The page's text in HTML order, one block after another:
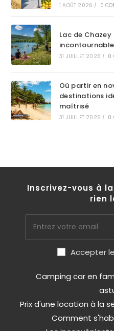
1 AOÛT 2026 / 0
Lac de
31 JUILLET 2026 / 0
Où partir en
destinations
maîtrisé
31 JUILLET 2026 / 0
Inscrivez-vous à
rien
Accepter
Camping car en
Prix d'une location à la
Comment